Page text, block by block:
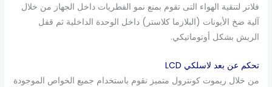
فلاتر لتنقية الهواء التى تقوم بمنع نمو الفطريات داخل الجهاز من خلال
آلية ضخ الأيونات (البلازما كلاستر) داخل الوحدة الداخلية ثم قفل
الريش بشكل أوتوماتيكي.
تحكم عن بعد لاسلكي LCD
من خلال ريموت كونترول متميز نقوم باستخدام جميع الخواص الموجودة